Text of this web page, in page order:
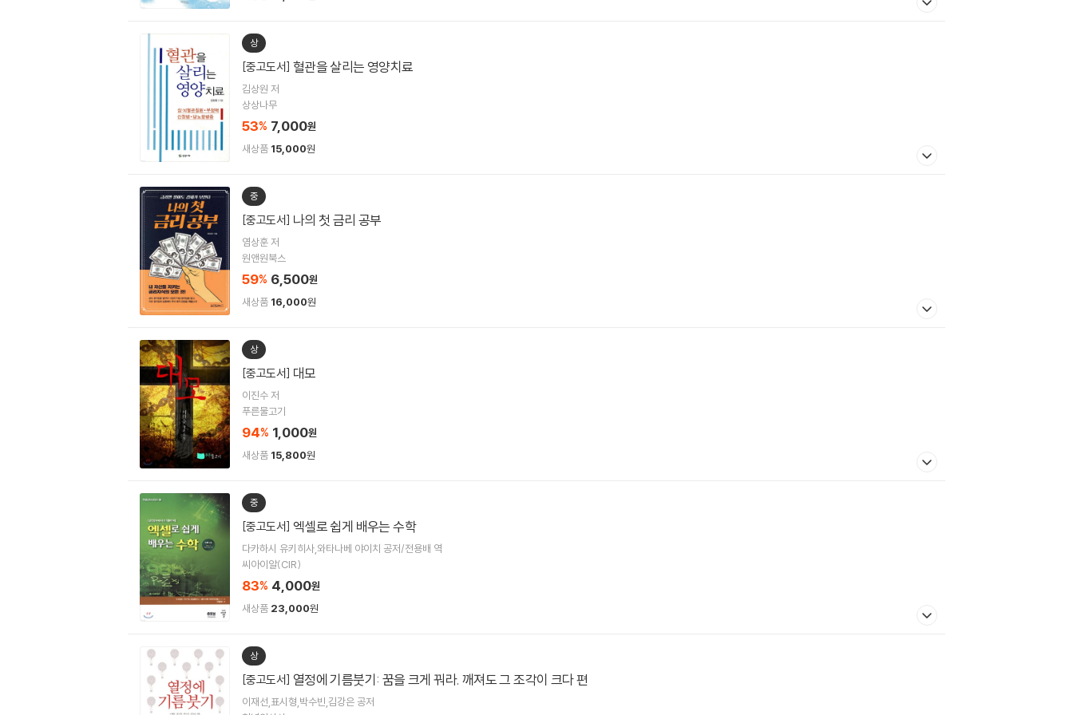
상
[중고도서] 혈관을 살리는 영양치료
김상원 저
상상나무
53% 7,000원
새상품 15,000원
중
[중고도서] 나의 첫 금리 공부
염상훈 저
원앤원북스
59% 6,500원
새상품 16,000원
상
[중고도서] 대모
이진수 저
푸른물고기
94% 1,000원
새상품 15,800원
중
[중고도서] 엑셀로 쉽게 배우는 수학
다카하시 유키히사,와타나베 야이치 공저/전용배 역
씨아이알(CIR)
83% 4,000원
새상품 23,000원
상
[중고도서] 열정에 기름붓기: 꿈을 크게 꿔라. 깨져도 그 조각이 크다 편
이재선,표시형,박수빈,김강은 공저